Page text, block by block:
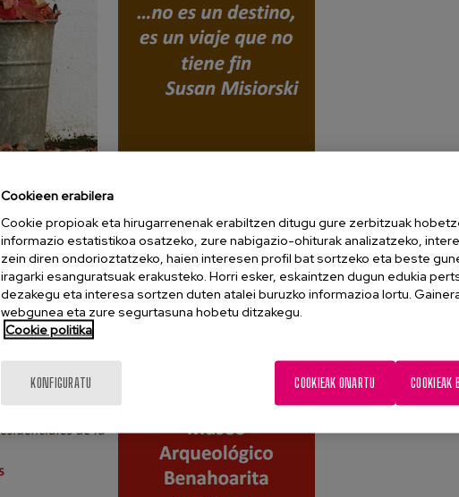
Cookieen erabilera
Cookie propioak eta hirugarrenenak erabiltzen ditugu gure zerbitzuak
informazio estatistikoa osatzeko, zure nabigazio-ohiturak analizatzeko,
zein diren ondorioztatzeko, haien interesen profil bat sortzeko eta beste
iragarki esanguratsuak erakusteko. Horri esker, eskaintzen dugun edukia
dezakegu eta interesa sortzen duten atalei buruzko informazioa lortu.
webgunea eta zure segurtasuna hobetu ditzakegu.
Cookie politika
KONFIGURATU COOKIEAK
COOKIEAK ONARTU